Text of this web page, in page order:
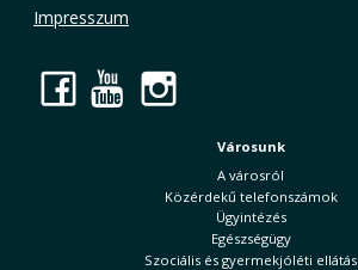
Impresszum
Facebook
YouTube
Városunk
A városról
Közérdekű telefonszámok
Ügyintézés
Egészségügy
Szociális és gyermekjóléti ellátás